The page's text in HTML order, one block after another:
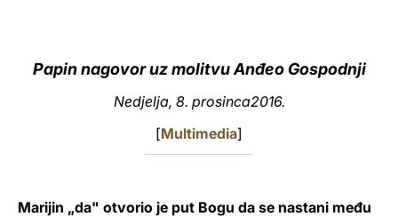
Papin nagovor uz molitvu Anđeo Gospodnji
Nedjelja, 8. prosinca2016.
[Multimedia]
Marijin „da" otvorio je put Bogu da se nastani među